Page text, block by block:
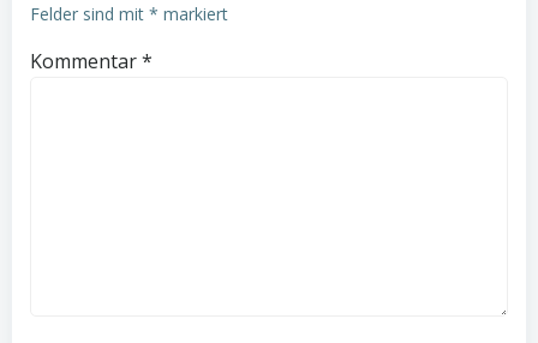
Felder sind mit * markiert
Kommentar*